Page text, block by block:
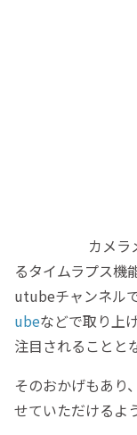
カメ
るタイムラプス機
utubeチャンネル
ubeなどで取り上
注目されることと
そのおかげもあり
せていただけるよ